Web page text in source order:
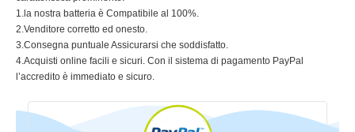
1.la nostra batteria è Compatibile al 100%.
2.Venditore corretto ed onesto.
3.Consegna puntuale Assicurarsi che soddisfatto.
4.Acquisti online facili e sicuri. Con il sistema di pagamento PayPal
l’accredito è immediato e sicuro.